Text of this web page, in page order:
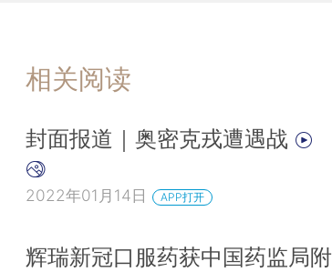
相关阅读
封面报道｜奥密克戎遭遇战
2022年01月14日 APP打开
辉瑞新冠口服药获中国药监局附